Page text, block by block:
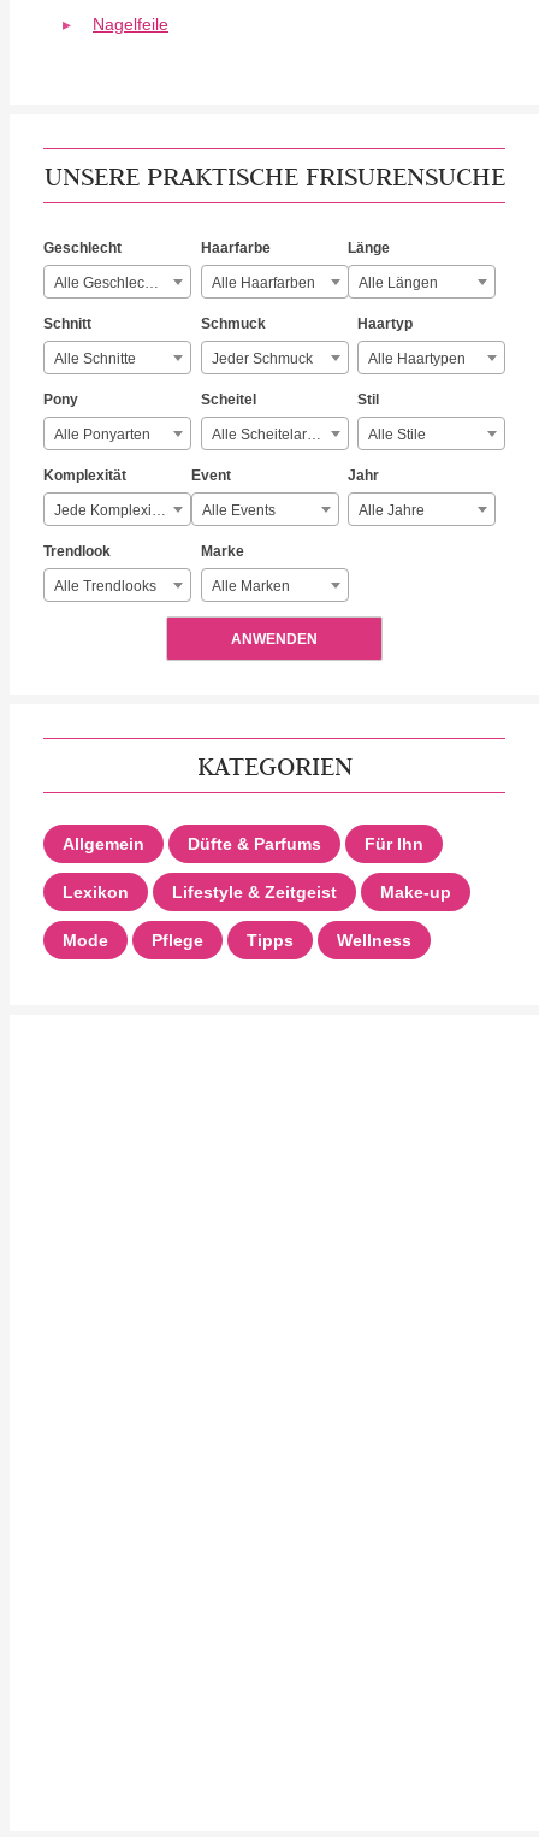
Nagelfeile
UNSERE PRAKTISCHE FRISURENSUCHE
Geschlecht
Alle Geschlechter
Haarfarbe
Alle Haarfarben
Länge
Alle Längen
Schnitt
Alle Schnitte
Schmuck
Jeder Schmuck
Haartyp
Alle Haartypen
Pony
Alle Ponyarten
Scheitel
Alle Scheitelarten
Stil
Alle Stile
Komplexität
Jede Komplexität
Event
Alle Events
Jahr
Alle Jahre
Trendlook
Alle Trendlooks
Marke
Alle Marken
ANWENDEN
KATEGORIEN
Allgemein Düfte & Parfums Für Ihn
Lexikon Lifestyle & Zeitgeist Make-up
Mode Pflege Tipps Wellness